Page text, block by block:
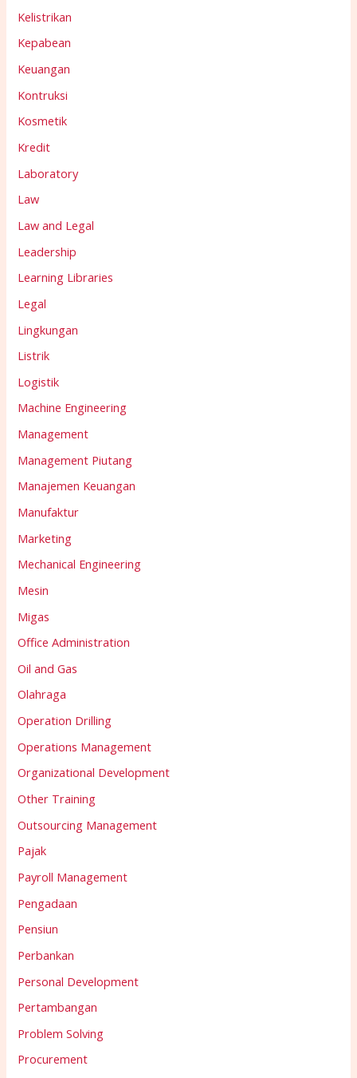
Kelistrikan
Kepabean
Keuangan
Kontruksi
Kosmetik
Kredit
Laboratory
Law
Law and Legal
Leadership
Learning Libraries
Legal
Lingkungan
Listrik
Logistik
Machine Engineering
Management
Management Piutang
Manajemen Keuangan
Manufaktur
Marketing
Mechanical Engineering
Mesin
Migas
Office Administration
Oil and Gas
Olahraga
Operation Drilling
Operations Management
Organizational Development
Other Training
Outsourcing Management
Pajak
Payroll Management
Pengadaan
Pensiun
Perbankan
Personal Development
Pertambangan
Problem Solving
Procurement